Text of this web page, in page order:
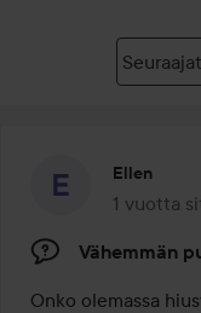
Seuraajat
Ellen
1 vuotta
Viesti
Vähemmän
Onko olemassa